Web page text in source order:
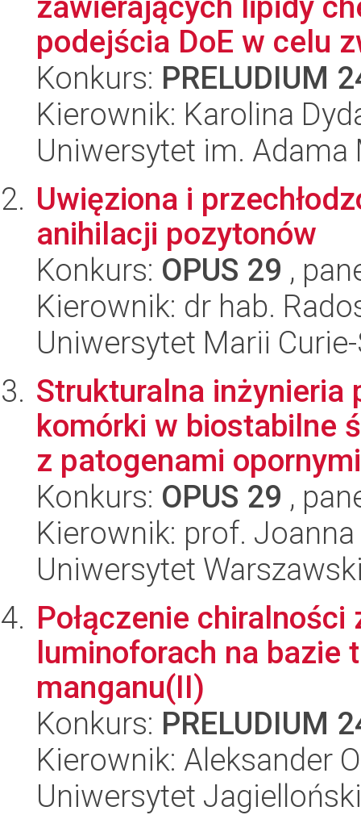
podejścia DoE w celu
Konkurs: PRELUDIUM
Kierownik: Karolina
Uniwersytet im.
Uwięziona i
anihilacji pozytonów
Konkurs: OPUS 29 ,
Kierownik: dr hab.
Uniwersytet Marii
Strukturalna inżynieria
komórki w biostabilne
z patogenami
Konkurs: OPUS 29 ,
Kierownik: prof.
Uniwersytet
Połączenie
luminoforach na bazie
manganu(II)
Konkurs: PRELUDIUM
Kierownik: Aleksander
Uniwersytet Jagielloński